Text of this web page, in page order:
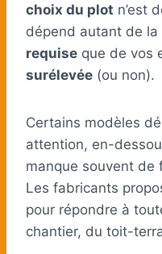
choix du plot n’est
dépend autant de la
requise que de vos
surélevée (ou non).
Certains modèles
attention, en-
manque souvent de
Les fabricants
pour répondre à
chantier, du toit-